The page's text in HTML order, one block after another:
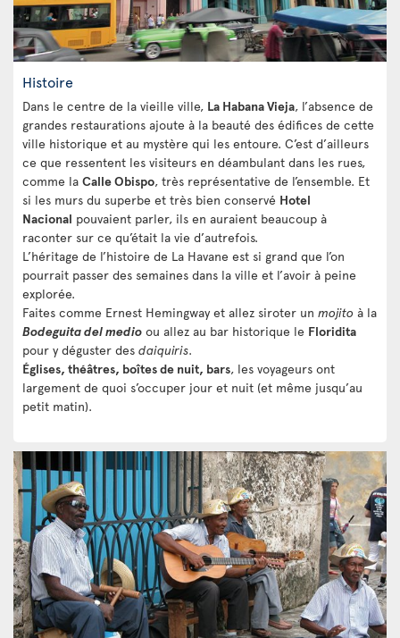
Histoire
Dans le centre de la vieille ville, La Habana Vieja, l’absence de
grandes restaurations ajoute à la beauté des édifices de cette
ville historique et au mystère qui les entoure. C’est d’ailleurs
ce que ressentent les visiteurs en déambulant dans les rues,
comme la Calle Obispo, très représentative de l’ensemble. Et
si les murs du superbe et très bien conservé Hotel
Nacional pouvaient parler, ils en auraient beaucoup à
raconter sur ce qu’était la vie d’autrefois.
L’héritage de l’histoire de La Havane est si grand que l’on
pourrait passer des semaines dans la ville et l’avoir à peine
explorée.
Faites comme Ernest Hemingway et allez siroter un mojito à la
Bodeguita del medio ou allez au bar historique le Floridita
pour y déguster des daiquiris.
Églises, théâtres, boîtes de nuit, bars, les voyageurs ont
largement de quoi s’occuper jour et nuit (et même jusqu’au
petit matin).